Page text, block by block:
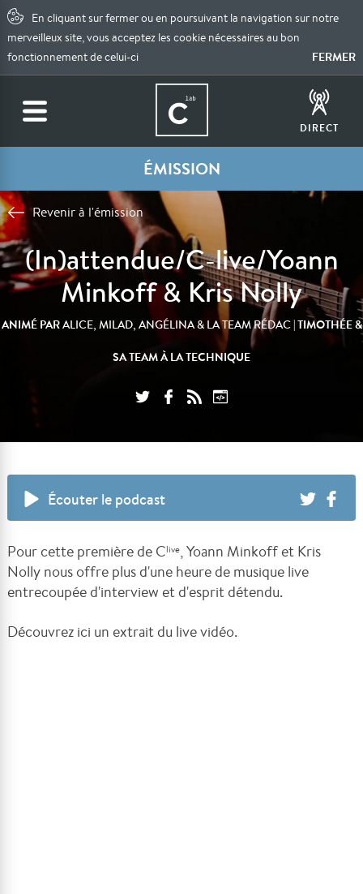
En cliquant sur fermer ou en poursuivant la navigation sur notre
merveilleux site, vous acceptez les cookie nécessaires au bon
fonctionnement de celui-ci
FERMER
DIRECT
ÉMISSION
Revenir à l'émission
(In)attendue/C-live/Yoann
Minkoff & Kris Nolly
ANIMÉ PARALICE, MILAD, ANGÉLINA & LA TEAM RÉDAC | TIMOTHÉE &
SA TEAM À LA TECHNIQUE
Écouter le podcast
Pour cette première de Clive, Yoann Minkoff et Kris
Nolly nous offre plus d'une heure de musique live
entrecoupée d'interview et d'esprit détendu.
Découvrez ici un extrait du live vidéo.